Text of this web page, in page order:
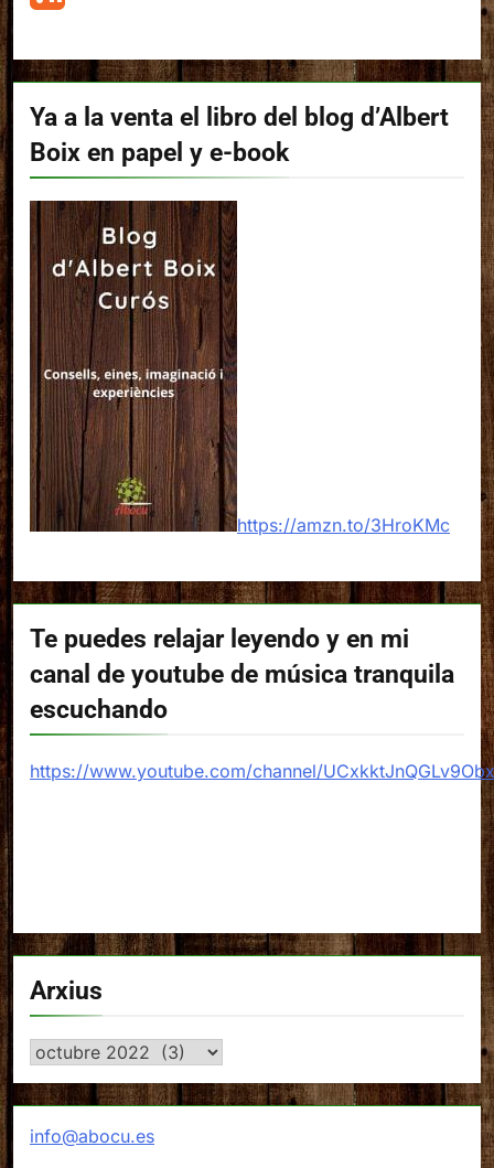
Ya a la venta el libro del blog d’Albert
Boix en papel y e-book
https://amzn.to/3HroKMc
Te puedes relajar leyendo y en mi
canal de youtube de música tranquila
escuchando
https://www.youtube.com/channel/
Arxius
Arxius
info@abocu.es